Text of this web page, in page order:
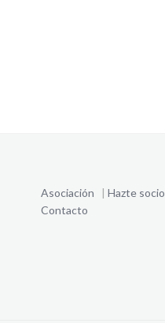
Asociación | Hazte socio
Contacto